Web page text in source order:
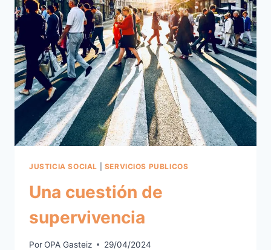
JUSTICIA SOCIAL SERVICIOS PUBLICOS
Una cuestión de
supervivencia
PorOPA Gasteiz 29/04/2024